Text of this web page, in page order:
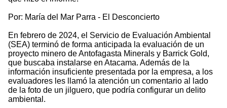
Por: María del Mar Parra - El Desconcierto
En febrero de 2024, el Servicio de Evaluación Ambiental
(SEA) terminó de forma anticipada la evaluación de un
proyecto minero de Antofagasta Minerals y Barrick Gold,
que buscaba instalarse en Atacama. Además de la
información insuficiente presentada por la empresa, a los
evaluadores les llamó la atención un comentario al lado
de la foto de un jilguero, que podría configurar un delito
ambiental.